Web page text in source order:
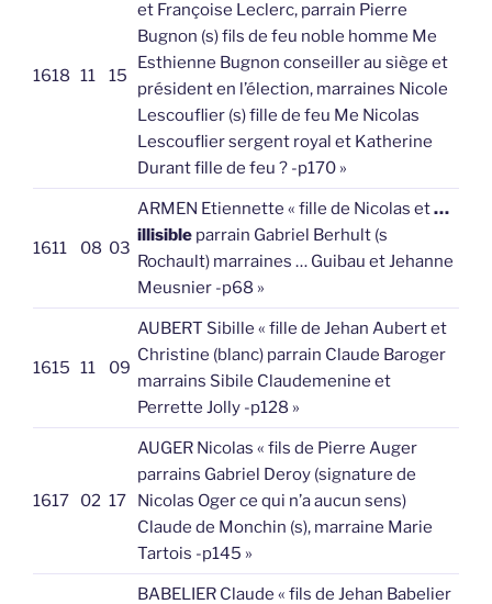
1618 11 15
et Françoise Leclerc, parrain Pierre
Bugnon (s) fils de feu noble homme Me
Esthienne Bugnon conseiller au siège et
président en l’élection, marraines Nicole
Lescouflier (s) fille de feu Me Nicolas
Lescouflier sergent royal et Katherine
Durant fille de feu ? -p170 »
1611 08 03
ARMEN Etiennette « fille de Nicolas et…
illisible parrain Gabriel Berhult (s
Rochault) marraines … Guibau et Jehanne
Meusnier -p68 »
1615 11 09
AUBERT Sibille « fille de Jehan Aubert et
Christine (blanc) parrain Claude Baroger
marrains Sibile Claudemenine et
Perrette Jolly -p128 »
1617 02 17
AUGER Nicolas « fils de Pierre Auger
parrains Gabriel Deroy (signature de
Nicolas Oger ce qui n’a aucun sens)
Claude de Monchin (s), marraine Marie
Tartois -p145 »
BABELIER Claude « fils de Jehan Babelier